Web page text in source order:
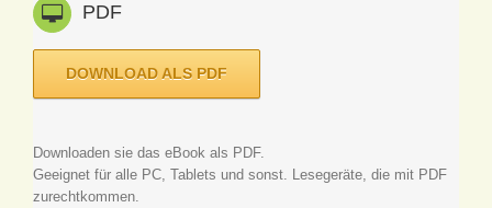
PDF
DOWNLOAD ALS PDF
Downloaden sie das eBook als PDF.
Geeignet für alle PC, Tablets und sonst. Lesegeräte, die mit PDF
zurechtkommen.